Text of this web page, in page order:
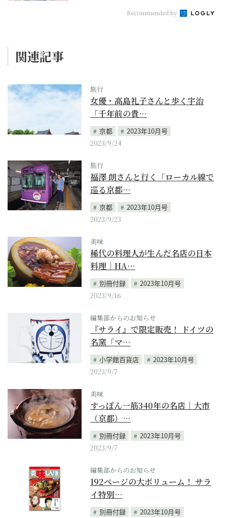
Recommended by
関連記事
旅行
女優・高島礼子さんと歩く宇治
「千年前の貴…
京都
2023年10月号
2023/9/24
旅行
福澤 朗さんと行く「ローカル線で
巡る京都…
京都
2023年10月号
2023/9/23
美味
稀代の料理人が生んだ名店の日本
料理｜HA…
別冊付録
2023年10月号
2023/9/16
編集部からのお知らせ
『サライ』で限定販売！ ドイツの
名窯「マ…
小学館百貨店
2023年10月号
2023/9/7
美味
すっぽん一筋340年の名店｜大市
（京都）…
別冊付録
2023年10月号
2023/9/7
編集部からのお知らせ
192ページの大ボリューム！ サラ
イ特別…
別冊付録
2023年10月号